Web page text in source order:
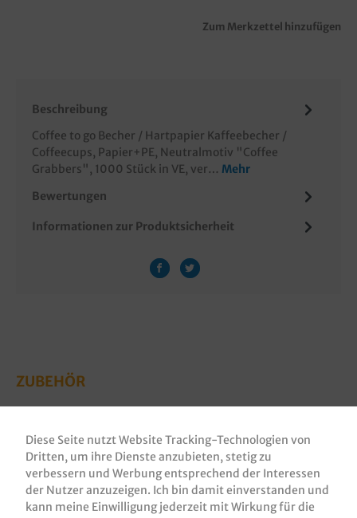
Zum Merkzettel hinzufügen
Beschreibung
Coffee to go Becher / Hartpapier Kaffeebecher /
Coffeecups, Papier+PE, Neutralmotiv "Coffee
Grabbers", 1000 Stück in VE, ver… Mehr
Bewertungen
Informationen zur Produktsicherheit
ZUBEHÖR
Diese Seite nutzt Website Tracking-Technologien von
Dritten, um ihre Dienste anzubieten, stetig zu
verbessern und Werbung entsprechend der Interessen
der Nutzer anzuzeigen. Ich bin damit einverstanden und
kann meine Einwilligung jederzeit mit Wirkung für die